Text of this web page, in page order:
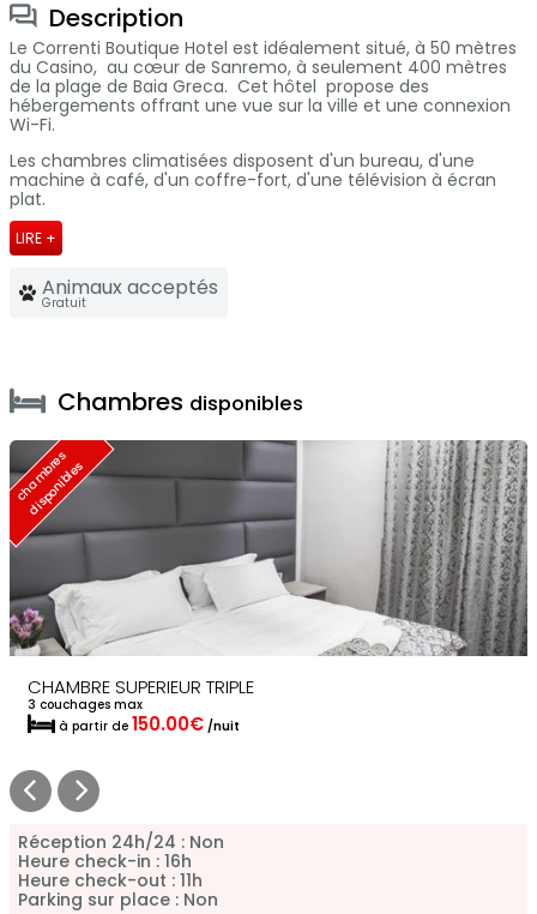
Description
Le Correnti Boutique Hotel est idéalement situé, à 50 mètres
du Casino, au cœur de Sanremo, à seulement 400 mètres
de la plage de Baia Greca. Cet hôtel propose des
hébergements offrant une vue sur la ville et une connexion
Wi-Fi.
Les chambres climatisées disposent d'un bureau, d'une
machine à café, d'un coffre-fort, d'une télévision à écran
plat.
LIRE +
Animaux acceptés
Gratuit
Chambres disponibles
c
h
a
m
b
r
e
s
d
i
s
p
o
n
i
b
l
e
s
CHAMBRE SUPERIEUR TRIPLE
3 couchages max
à partir de 150.00€ /nuit
Réception 24h/24 : Non
Heure check-in : 16h
Heure check-out : 11h
Parking sur place : Non